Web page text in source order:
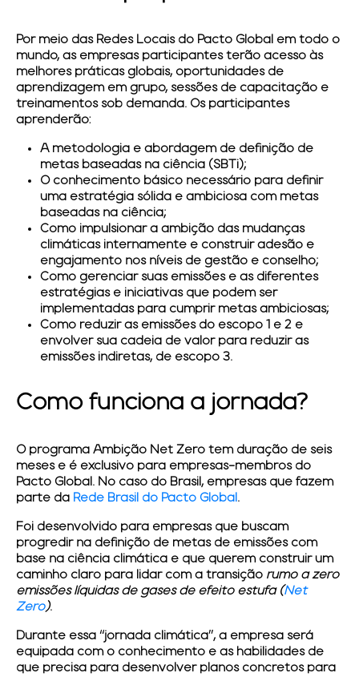
Por meio das Redes Locais do Pacto Global em todo o
mundo, as empresas participantes terão acesso às
melhores práticas globais, oportunidades de
aprendizagem em grupo, sessões de capacitação e
treinamentos sob demanda. Os participantes
aprenderão:
A metodologia e abordagem de definição de
metas baseadas na ciência (SBTi);
O conhecimento básico necessário para definir
uma estratégia sólida e ambiciosa com metas
baseadas na ciência;
Como impulsionar a ambição das mudanças
climáticas internamente e construir adesão e
engajamento nos níveis de gestão e conselho;
Como gerenciar suas emissões e as diferentes
estratégias e iniciativas que podem ser
implementadas para cumprir metas ambiciosas;
Como reduzir as emissões do escopo 1 e 2 e
envolver sua cadeia de valor para reduzir as
emissões indiretas, de escopo 3.
Como funciona a jornada?
O programa Ambição Net Zero tem duração de seis
meses e é exclusivo para empresas-membros do
Pacto Global. No caso do Brasil, empresas que fazem
parte da Rede Brasil do Pacto Global.
Foi desenvolvido para empresas que buscam
progredir na definição de metas de emissões com
base na ciência climática e que querem construir um
caminho claro para lidar com a transição rumo a zero
emissões líquidas de gases de efeito estufa (Net
Zero).
Durante essa “jornada climática”, a empresa será
equipada com o conhecimento e as habilidades de
que precisa para desenvolver planos concretos para